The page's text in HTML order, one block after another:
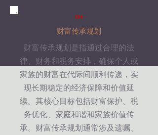
01
财富传承规划
财富传承规划是指通过合理的法
律、财务和税务安排，确保个人或
家族的财富在代际间顺利传递，实
现长期稳定的经济保障和价值延
续。其核心目标包括财富保护、税
务优化、家庭和谐和家族价值传
承。财富传承规划通常涉及遗嘱、